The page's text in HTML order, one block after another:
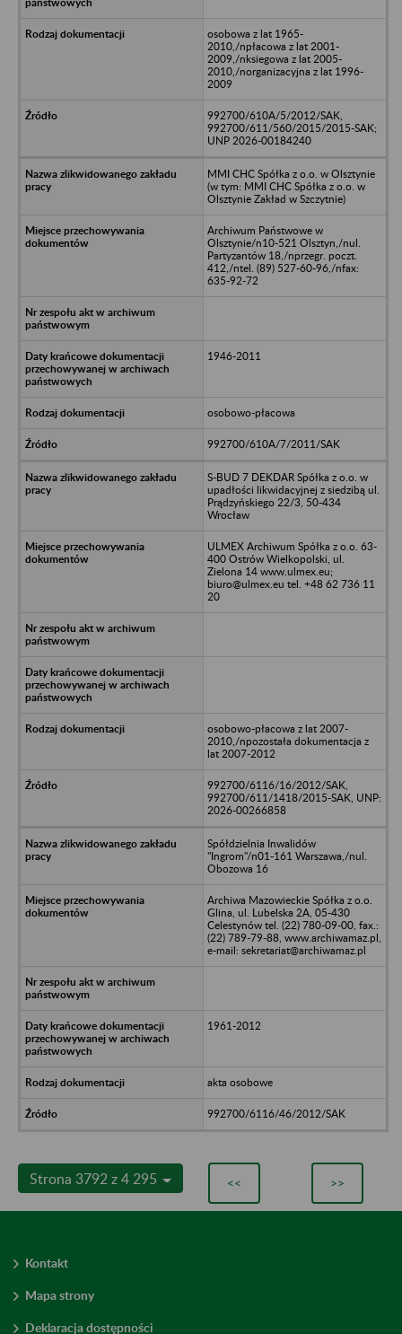
osobowa z lat 1965-
2010,/npłacowa z lat 2001-
2009,/nksiegowa z lat 2005-
2010,/norganizacyjna z lat 1996-
2009
992700/610A/5/2012/SAK,
992700/611/560/2015/2015-SAK;
UNP 2026-00184240
MMI CHC Spółka z o.o. w Olsztynie
(w tym: MMI CHC Spółka z o.o. w
Olsztynie Zakład w Szczytnie)
Archiwum Państwowe w
Olsztynie/n10-521 Olsztyn,/nul.
Partyzantów 18,/nprzegr. poczt.
412,/ntel. (89) 527-60-96,/nfax:
635-92-72
1946-2011
osobowo-płacowa
992700/610A/7/2011/SAK
S-BUD 7 DEKDAR Spółka z o.o. w
upadłości likwidacyjnej z siedzibą ul.
Prądzyńskiego 22/3, 50-434
Wrocław
ULMEX Archiwum Spółka z o.o. 63-
400 Ostrów Wielkopolski, ul.
Zielona 14 www.ulmex.eu;
biuro@ulmex.eu tel. +48 62 736 11
20
osobowo-płacowa z lat 2007-
2010,/npozostała dokumentacja z
lat 2007-2012
992700/6116/16/2012/SAK,
992700/611/1418/2015-SAK, UNP:
2026-00266858
Spółdzielnia Inwalidów
"Ingrom"/n01-161 Warszawa,/nul.
Obozowa 16
Archiwa Mazowieckie Spółka z o.o.
Glina, ul. Lubelska 2A, 05-430
Celestynów tel. (22) 780-09-00, fax.:
(22) 789-79-88, www.archiwamaz.pl,
e-mail: sekretariat@archiwamaz.pl
1961-2012
akta osobowe
992700/6116/46/2012/SAK
Strona 3792 z 4 295 << >>
Kontakt
Mapa strony
Deklaracja dostępności